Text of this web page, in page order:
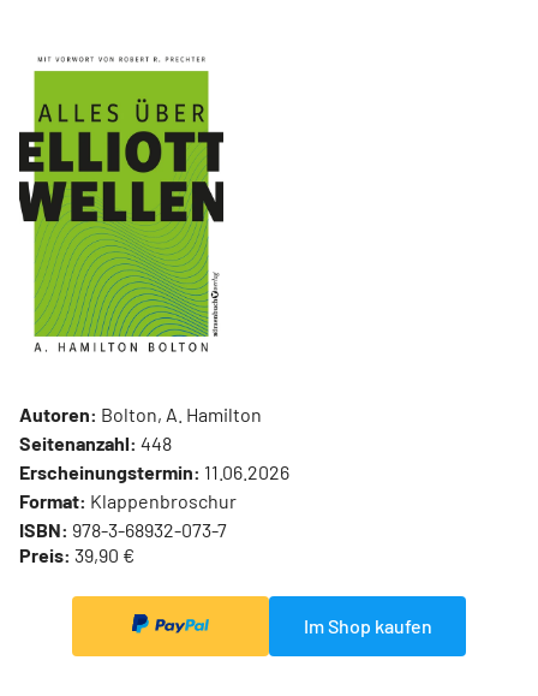
Autoren: Bolton, A. Hamilton
Seitenanzahl: 448
Erscheinungstermin: 11.06.2026
Format: Klappenbroschur
ISBN: 978-3-68932-073-7
Preis: 39,90 €
Im Shop kaufen